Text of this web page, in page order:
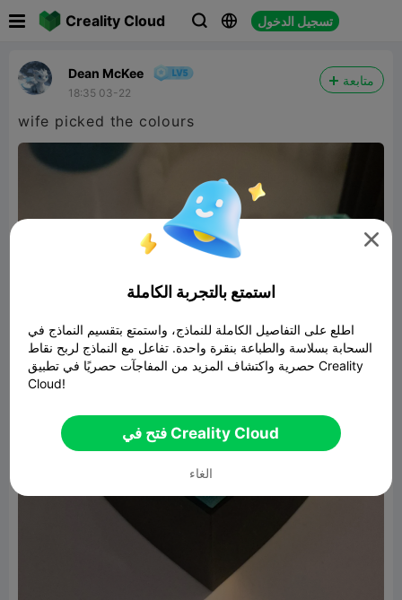
Creality Cloud   تسجيل الدخول
Dean McKee
18:35 03-22
متابعة
wife picked the colours

استمتع بالتجربة الكاملة
اطلع على التفاصيل الكاملة للنماذج، واستمتع بتقسيم النماذج في
السحابة بسلاسة والطباعة بنقرة واحدة. تفاعل مع النماذج لربح نقاط
حصرية واكتشاف المزيد من المفاجآت حصريًا في تطبيق Creality
Cloud!
فتح في Creality Cloud
الغاء